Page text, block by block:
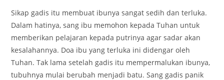
Sikap gadis itu membuat ibunya sangat sedih dan terluka.
Dalam hatinya, sang ibu memohon kepada Tuhan untuk
memberikan pelajaran kepada putrinya agar sadar akan
kesalahannya. Doa ibu yang terluka ini didengar oleh
Tuhan. Tak lama setelah gadis itu mempermalukan ibunya,
tubuhnya mulai berubah menjadi batu. Sang gadis panik